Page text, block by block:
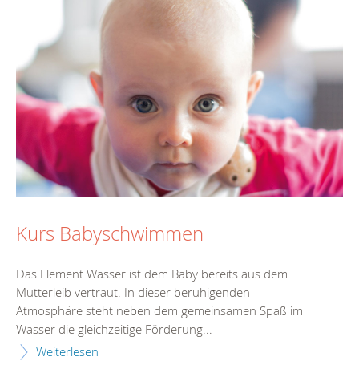
Kurs Babyschwimmen
Das Element Wasser ist dem Baby bereits aus dem
Mutterleib vertraut. In dieser beruhigenden
Atmosphäre steht neben dem gemeinsamen Spaß im
Wasser die gleichzeitige Förderung...
Weiterlesen